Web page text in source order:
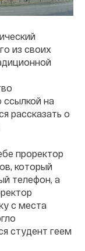
из своих
ссылкой на
рассказать о
проректор
который
телефон, а
с места
студент геем